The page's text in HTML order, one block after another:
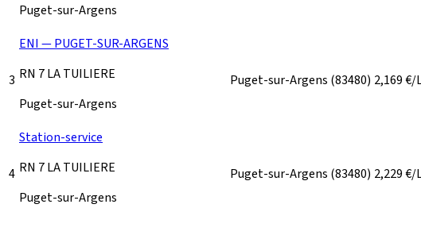
Puget-sur-Argens
3
ENI — PUGET-SUR-ARGENS
RN 7 LA TUILIERE
Puget-sur-Argens
Puget-sur-Argens (83480) 2,169€/
4
Station-service
RN 7 LA TUILIERE
Puget-sur-Argens
Puget-sur-Argens (83480) 2,229€/